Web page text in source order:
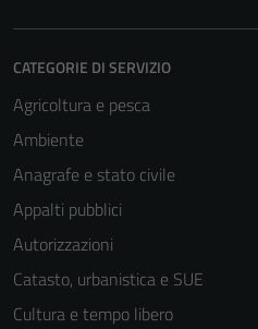
CATEGORIE DI SERVIZIO
Agricoltura e pesca
Ambiente
Anagrafe e stato civile
Appalti pubblici
Autorizzazioni
Catasto, urbanistica e SUE
Cultura e tempo libero